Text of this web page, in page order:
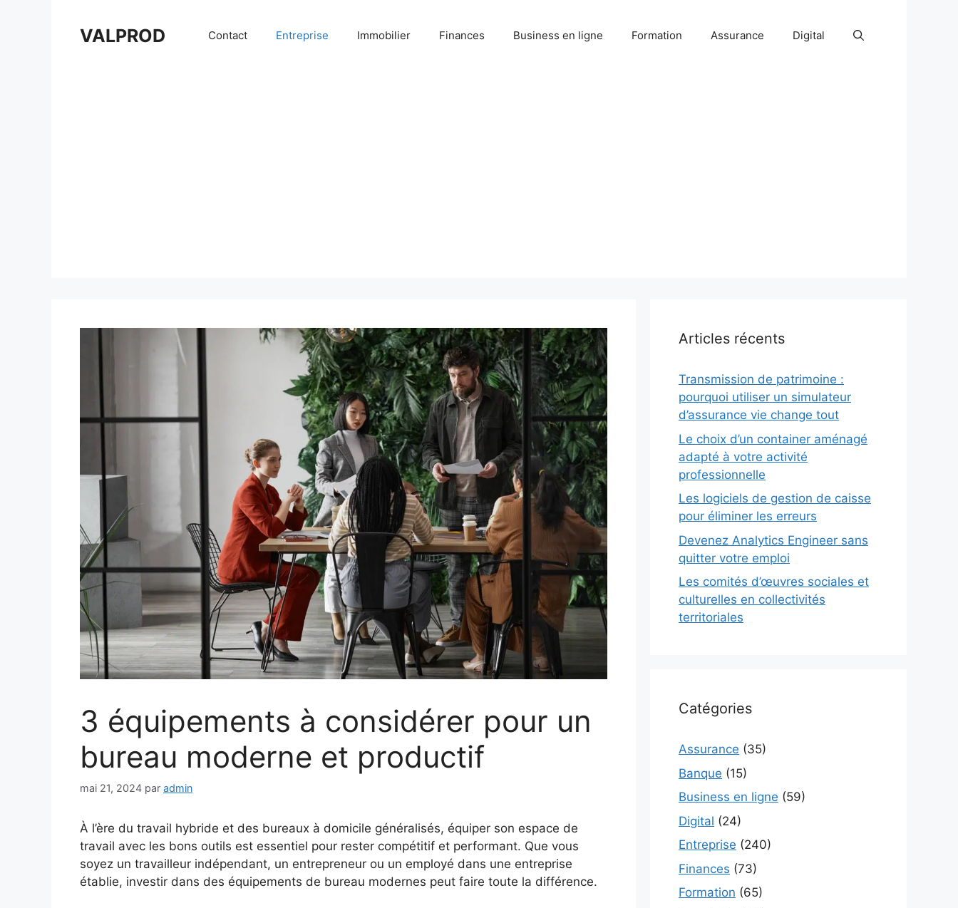
VALPROD Contact Entreprise Immobilier Finances Business en ligne Formation Assurance Digital
3 équipements à considérer pour un
bureau moderne et productif
mai 21, 2024 par admin
À l’ère du travail hybride et des bureaux à domicile généralisés, équiper son espace de
travail avec les bons outils est essentiel pour rester compétitif et performant. Que vous
soyez un travailleur indépendant, un entrepreneur ou un employé dans une entreprise
établie, investir dans des équipements de bureau modernes peut faire toute la différence.
Articles récents
Transmission de patrimoine :
pourquoi utiliser un simulateur
d’assurance vie change tout
Le choix d’un container aménagé
adapté à votre activité
professionnelle
Les logiciels de gestion de caisse
pour éliminer les erreurs
Devenez Analytics Engineer sans
quitter votre emploi
Les comités d’œuvres sociales et
culturelles en collectivités
territoriales
Catégories
Assurance (35)
Banque (15)
Business en ligne (59)
Digital (24)
Entreprise (240)
Finances (73)
Formation (65)